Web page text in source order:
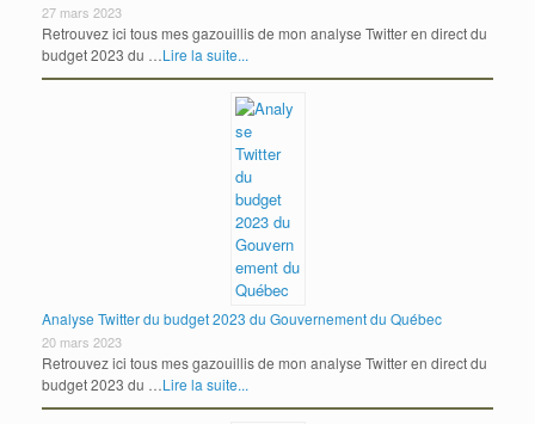
27 mars 2023
Retrouvez ici tous mes gazouillis de mon analyse Twitter en direct du
budget 2023 du …Lire la suite...
Analyse Twitter du budget 2023 du Gouvernement du Québec
20 mars 2023
Retrouvez ici tous mes gazouillis de mon analyse Twitter en direct du
budget 2023 du …Lire la suite...